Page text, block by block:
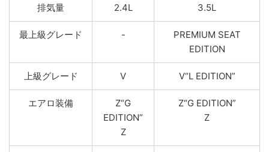
排気量 2.4L 3.5L
最上級グレード -
PREMIUM SEAT
EDITION
上級グレード V V“L EDITION”
エアロ装備
Z“G
EDITION”
Z
Z“G EDITION”
Z